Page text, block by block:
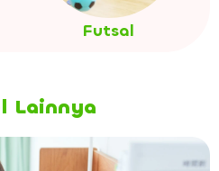
Futsal
Lainnya